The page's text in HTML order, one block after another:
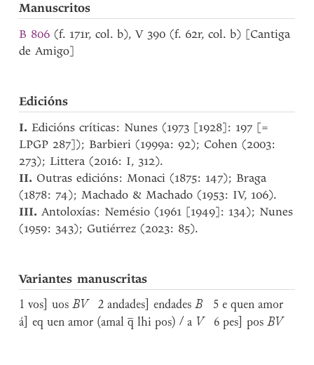
Manuscritos
B 806 (f. 171r, col. b), V 390 (f. 62r, col. b) [Cantiga
de Amigo]
Edicións
I.Edicións críticas: Nunes (1973 [1928]: 197 [=
LPGP 287]); Barbieri (1999a: 92); Cohen (2003:
273); Littera (2016: I, 312).
II. Outras edicións: Monaci (1875: 147); Braga
(1878: 74); Machado & Machado (1953: IV, 106).
III.Antoloxías: Nemésio (1961 [1949]: 134); Nunes
(1959: 343); Gutiérrez (2023: 85).
Variantes manuscritas
1 vos] uosBV 2 andades] endadesB 5 e quen amor
á] eq uen amor (amal q̅ lhi pos) / a V 6 pes] posBV